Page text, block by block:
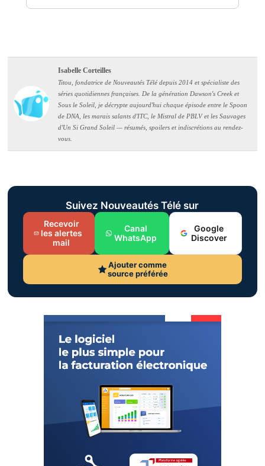
Isabelle Corteilles
Titou, fondatrice de Nouveautés Télé depuis 2014 et spécialiste des
séries quotidiennes françaises. De la génération Dawson's Creek et
Sous le Soleil, je décrypte aujourd'hui chaque épisode entre le Spoon
de DNA, les marais salants d'ITC, le Mistral de PBLV et les Sauvages
d'Un Si Grand Soleil — résumés, spoilers et indiscrétions au rendez-
vous.
Suivez Nouveautés Télé sur
Recevoir
les alertes
mail
Canal
WhatsApp
Google
Discover
Ajouter comme
source préférée